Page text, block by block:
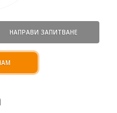
НАПРАВИ ЗАПИТВАНЕ